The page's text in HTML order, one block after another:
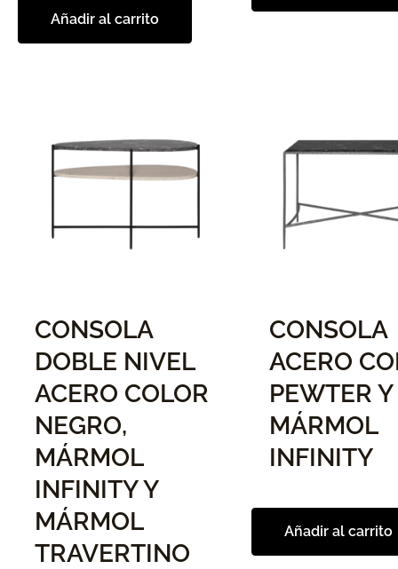
Añadir al carrito
CONSOLA
DOBLE NIVEL
ACERO COLOR
NEGRO,
MÁRMOL
INFINITY Y
MÁRMOL
TRAVERTINO
CONSOLA
ACERO
PEWTER Y
MÁRMOL
INFINITY
Añadir al carrito